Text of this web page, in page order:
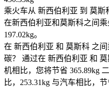
乘火车从 新西伯利亚 到 莫斯
在新西伯利亚和莫斯科之间
197.02kg。
在 新西伯利亚 和 莫斯科 之
碳？
通过在 新西伯利亚 和
机相比，您将节省 365.89kg
比，253.31kg 与汽车相比，节